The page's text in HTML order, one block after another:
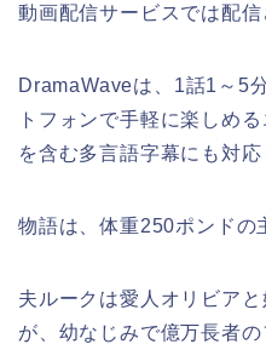
動画配信サービスでは配信
DramaWaveは、1話1～5
トフォンで手軽に楽しめ
を含む多言語字幕にも対応
物語は、体重250ポンドの
夫ルークは愛人オリビア
が、幼なじみで億万長者